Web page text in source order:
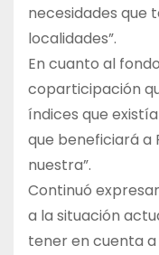
necesidades que
localidades”.
En cuanto al
coparticipación
índices que
que beneficiará a
nuestra”.
Continuó
a la situación
tener en cuenta